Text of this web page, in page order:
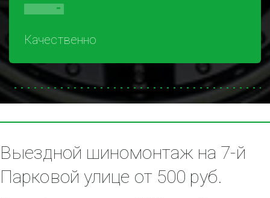
Качественно
Выездной шиномонтаж на 7-й
Парковой улице от 500 руб.